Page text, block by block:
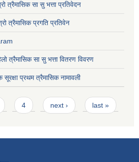
सा सु भत्ता प्रतिवेदन
त्रैमासिक प्रगति प्रतिवेन
त्रैमासिक सा सु भत्ता वितरण विवरण
प्रथम त्रैमासिक नामावली
4 next › last »